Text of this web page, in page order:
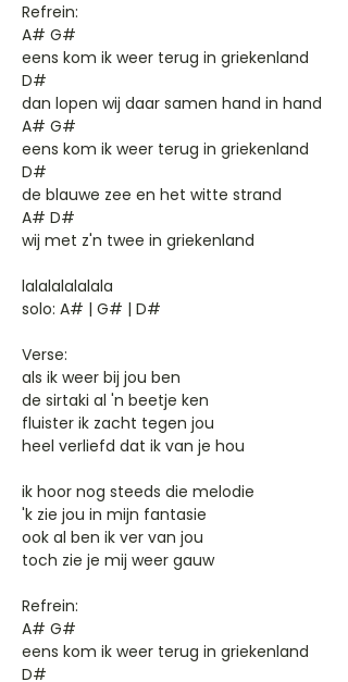
Refrein:
A# G#
eens kom ik weer terug in griekenland
D#
dan lopen wij daar samen hand in hand
A# G#
eens kom ik weer terug in griekenland
D#
de blauwe zee en het witte strand
A# D#
wij met z'n twee in griekenland
lalalalalalala
solo: A# | G# | D#
Verse:
als ik weer bij jou ben
de sirtaki al 'n beetje ken
fluister ik zacht tegen jou
heel verliefd dat ik van je hou
ik hoor nog steeds die melodie
'k zie jou in mijn fantasie
ook al ben ik ver van jou
toch zie je mij weer gauw
Refrein:
A# G#
eens kom ik weer terug in griekenland
D#